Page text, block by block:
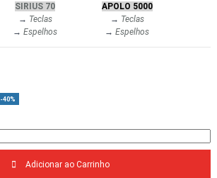
SIRIUS 70
APOLO 5000
→ Teclas → Teclas
→ Espelhos → Espelhos
-40%
Adicionar ao Carrinho